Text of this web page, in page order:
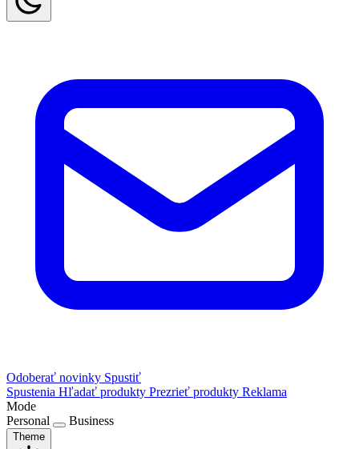
Odoberať novinky Spustiť
Spustenia Hľadať produkty Prezrieť produkty Reklama
Mode
Personal
Business
Theme